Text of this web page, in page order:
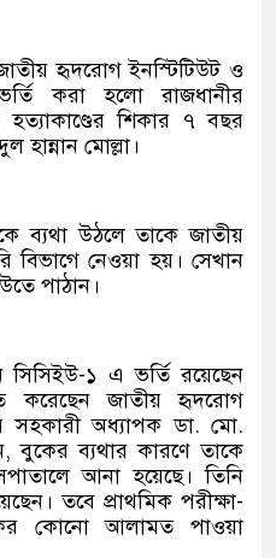
হৃদরোগ ইনস্টিটিউট ও
করা হলো রাজধানীর
হত্যাকাণ্ডের শিকার ৭ বছর
হান্নান মোল্লা।
ব্যথা উঠলে তাকে জাতীয়
বিভাগে নেওয়া হয়। সেখান
পাঠান।
সিসিইউ-১ এ ভর্তি রয়েছেন
করেছেন জাতীয় হৃদরোগ
সহকারী অধ্যাপক ডা. মো.
বুকের ব্যথার কারণে তাকে
আনা হয়েছে। তিনি
তবে প্রাথমিক পরীক্ষা-
কোনো আলামত পাওয়া